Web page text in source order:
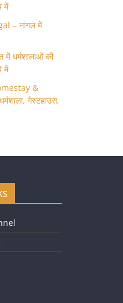
में
– नांगल में
धर्मशालाओं की
में
&
गेस्टहाउस,